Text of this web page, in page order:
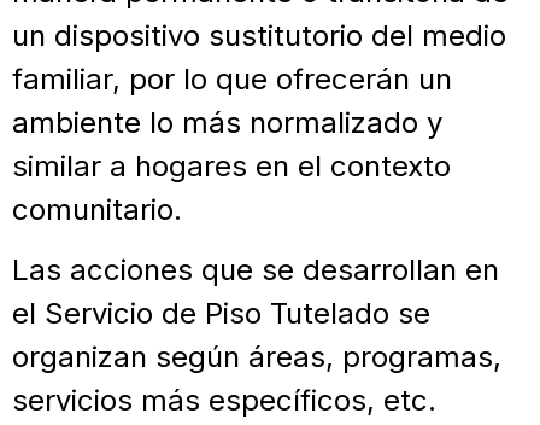
un dispositivo sustitutorio del medio
familiar, por lo que ofrecerán un
ambiente lo más normalizado y
similar a hogares en el contexto
comunitario.
Las acciones que se desarrollan en
el Servicio de Piso Tutelado se
organizan según áreas, programas,
servicios más específicos, etc.